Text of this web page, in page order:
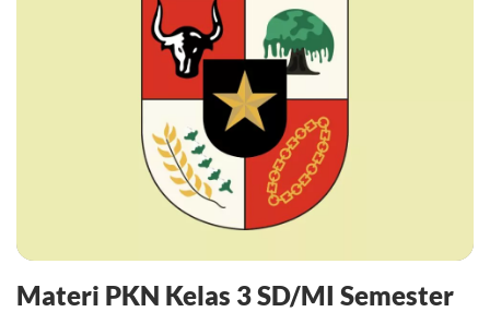
Materi PKN Kelas 3 SD/MI Semester